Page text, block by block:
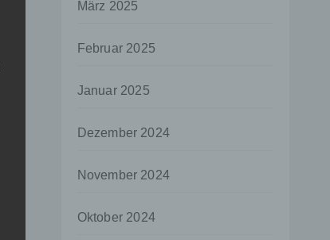
März 2025
Februar 2025
Januar 2025
Dezember 2024
November 2024
Oktober 2024